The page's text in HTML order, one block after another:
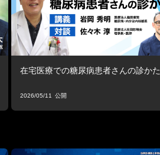
在宅医療での糖尿病患者さんの診かた
2026/05/11